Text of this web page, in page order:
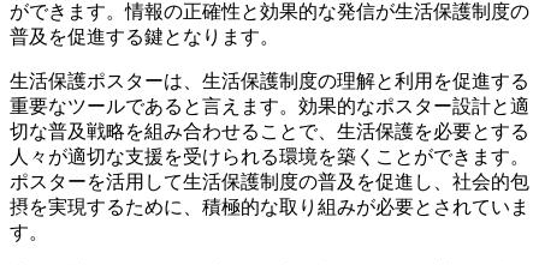
ができます。情報の正確性と効果的な発信が生活保護制度の
普及を促進する鍵となります。
生活保護ポスターは、生活保護制度の理解と利用を促進する
重要なツールであると言えます。効果的なポスター設計と適
切な普及戦略を組み合わせることで、生活保護を必要とする
人々が適切な支援を受けられる環境を築くことができます。
ポスターを活用して生活保護制度の普及を促進し、社会的包
摂を実現するために、積極的な取り組みが必要とされていま
す。